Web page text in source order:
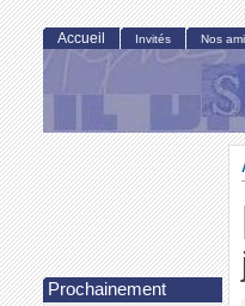
Accueil Invités Nos
Prochainement